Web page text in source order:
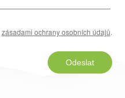
zásadami ochrany osobních údajů.
Odeslat